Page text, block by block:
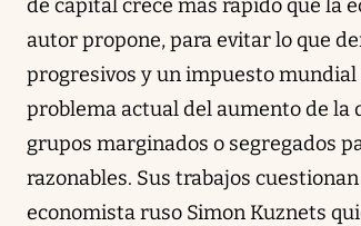
de capital crece más rápido que la
autor propone, para evitar lo que
progresivos y un impuesto
problema actual del aumento de la
grupos marginados o segregados
razonables. Sus trabajos
economista ruso Simon Kuznets